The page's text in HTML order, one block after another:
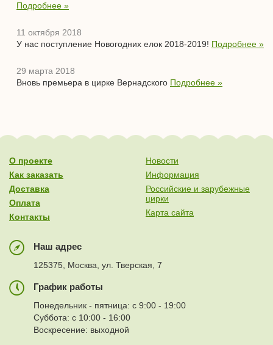
Подробнее »
11 октября 2018
У нас поступление Новогодних елок 2018-2019! Подробнее »
29 марта 2018
Вновь премьера в цирке Вернадского Подробнее »
О проекте
Как заказать
Доставка
Оплата
Контакты
Новости
Информация
Российские и зарубежные
цирки
Карта сайта
Наш адрес
125375, Москва, ул. Тверская, 7
График работы
Понедельник - пятница: с 9:00 - 19:00
Суббота: с 10:00 - 16:00
Воскресение: выходной